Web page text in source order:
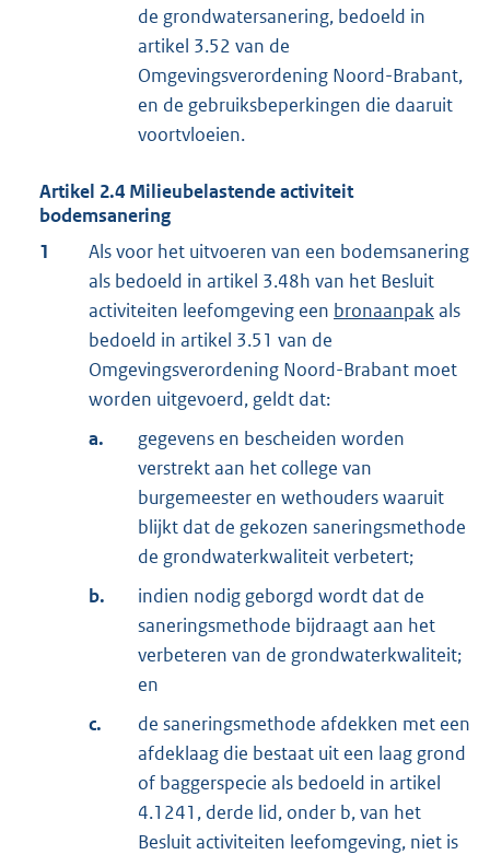
de grondwatersanering, bedoeld in
artikel 3.52 van de
Omgevingsverordening Noord-Brabant,
en de gebruiksbeperkingen die daaruit
voortvloeien.
Artikel 2.4 Milieubelastende activiteit
bodemsanering
1
Als voor het uitvoeren van een bodemsanering
als bedoeld in artikel 3.48h van het Besluit
activiteiten leefomgeving een bronaanpakals
bedoeld in artikel 3.51 van de
Omgevingsverordening Noord-Brabant moet
worden uitgevoerd, geldt dat:
a.
gegevens en bescheiden worden
verstrekt aan het college van
burgemeester en wethouders waaruit
blijkt dat de gekozen saneringsmethode
de grondwaterkwaliteit verbetert;
b.
indien nodig geborgd wordt dat de
saneringsmethode bijdraagt aan het
verbeteren van de grondwaterkwaliteit;
en
c.
de saneringsmethode afdekken met een
afdeklaag die bestaat uit een laag grond
of baggerspecie als bedoeld in artikel
4.1241, derde lid, onder b, van het
Besluit activiteiten leefomgeving, niet is